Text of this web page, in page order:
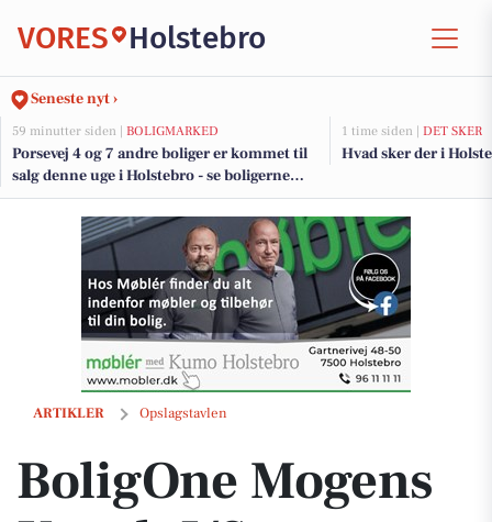
VORES Holstebro
Seneste nyt ›
59 minutter siden | BOLIGMARKED
Porsevej 4 og 7 andre boliger er kommet til
salg denne uge i Holstebro - se boligerne
her.
1 time siden | DET SKER
Hvad sker der i
ARTIKLER Opslagstavlen
BoligOne Mogens Kragh I/S præsenterer hjemlig villa med plads til
BoligOne Mogens